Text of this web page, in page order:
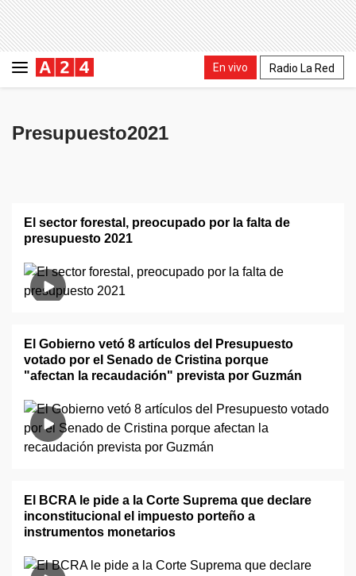
En vivo Radio La Red
Presupuesto2021
El sector forestal, preocupado por la falta de
presupuesto 2021
El Gobierno vetó 8 artículos del Presupuesto
votado por el Senado de Cristina porque
"afectan la recaudación" prevista por Guzmán
El BCRA le pide a la Corte Suprema que declare
inconstitucional el impuesto porteño a
instrumentos monetarios